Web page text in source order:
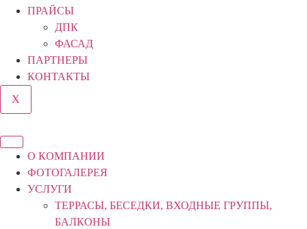
ПРАЙСЫ
ДПК
ФАСАД
ПАРТНЕРЫ
КОНТАКТЫ
X
О КОМПАНИИ
ФОТОГАЛЕРЕЯ
УСЛУГИ
ТЕРРАСЫ, БЕСЕДКИ, ВХОДНЫЕ ГРУППЫ,
БАЛКОНЫ